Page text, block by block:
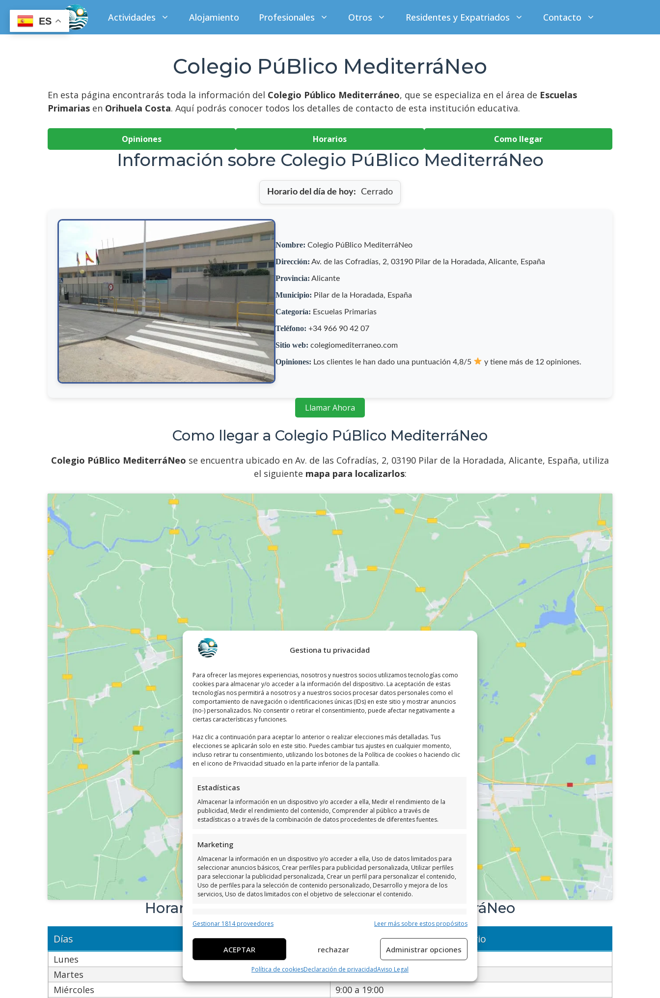
Gestiona tu privacidad
Para ofrecer las mejores experiencias, nosotros y nuestros socios utilizamos tecnologías como
cookies para almacenar y/o acceder a la información del dispositivo. La aceptación de estas
tecnologías nos permitirá a nosotros y a nuestros socios procesar datos personales como el
comportamiento de navegación o identificaciones únicas (IDs) en este sitio y mostrar anuncios
(no-) personalizados. No consentir o retirar el consentimiento, puede afectar negativamente a
ciertas características y funciones.
Haz clic a continuación para aceptar lo anterior o realizar elecciones más detalladas. Tus
elecciones se aplicarán solo en este sitio. Puedes cambiar tus ajustes en cualquier momento,
incluso retirar tu consentimiento, utilizando los botones de la Política de cookies o haciendo clic
en el icono de Privacidad situado en la parte inferior de la pantalla.
Estadísticas
Almacenar la información en un dispositivo y/o acceder a ella, Medir el rendimiento de la
publicidad, Medir el rendimiento del contenido, Comprender al público a través de
estadísticas o a través de la combinación de datos procedentes de diferentes fuentes.
Marketing
Almacenar la información en un dispositivo y/o acceder a ella, Uso de datos limitados para
seleccionar anuncios básicos, Crear perfiles para publicidad personalizada, Utilizar perfiles
para seleccionar la publicidad personalizada, Crear un perfil para personalizar el contenido,
Uso de perfiles para la selección de contenido personalizado, Desarrollo y mejora de los
servicios, Uso de datos limitados con el objetivo de seleccionar el contenido.
Características
Vincular diferentes dispositivos, Identificación de dispositivos en función de la
información transmitida de forma automática.
Utilizar datos de localización geográfica precisa, Identificar los
dispositivos en función de la información solicitada activamente.
Gestionar 1814 proveedores Leer más sobre estos propósitos
ACEPTAR rechazar Administrar opciones
Política de cookiesDeclaración de privacidadAviso Legal
contenido
Actividades Alojamiento Profesionales Otros Residentes y Expatriados Contacto
Colegio PúBlico MediterráNeo
En esta página encontrarás toda la información del Colegio Público Mediterráneo, que se especializa en el área de Escuelas
Primarias en Orihuela Costa. Aquí podrás conocer todos los detalles de contacto de esta institución educativa.
Opiniones Horarios Como llegar
Información sobre Colegio PúBlico MediterráNeo
Horario del día de hoy: Cerrado
Nombre: Colegio PúBlico MediterráNeo
Dirección: Av. de las Cofradías, 2, 03190 Pilar de la Horadada, Alicante, España
Provincia: Alicante
Municipio: Pilar de la Horadada, España
Categoría: Escuelas Primarias
Teléfono: +34 966 90 42 07
Sitio web: colegiomediterraneo.com
Opiniones: Los clientes le han dado una puntuación 4,8/5 y tiene más de 12 opiniones.
Llamar Ahora
Como llegar a Colegio PúBlico MediterráNeo
Colegio PúBlico MediterráNeo se encuentra ubicado en Av. de las Cofradías, 2, 03190 Pilar de la Horadada, Alicante, España, utiliza
el siguiente mapa para localizarlos:
Haz clic para aceptar márketing cookies y
habilitar este contenido
Horario de servicio de Colegio PúBlico MediterráNeo
Días Horario
Lunes
9:00 a 19:00
Martes
9:00 a 19:00
Miércoles
9:00 a 19:00
ES